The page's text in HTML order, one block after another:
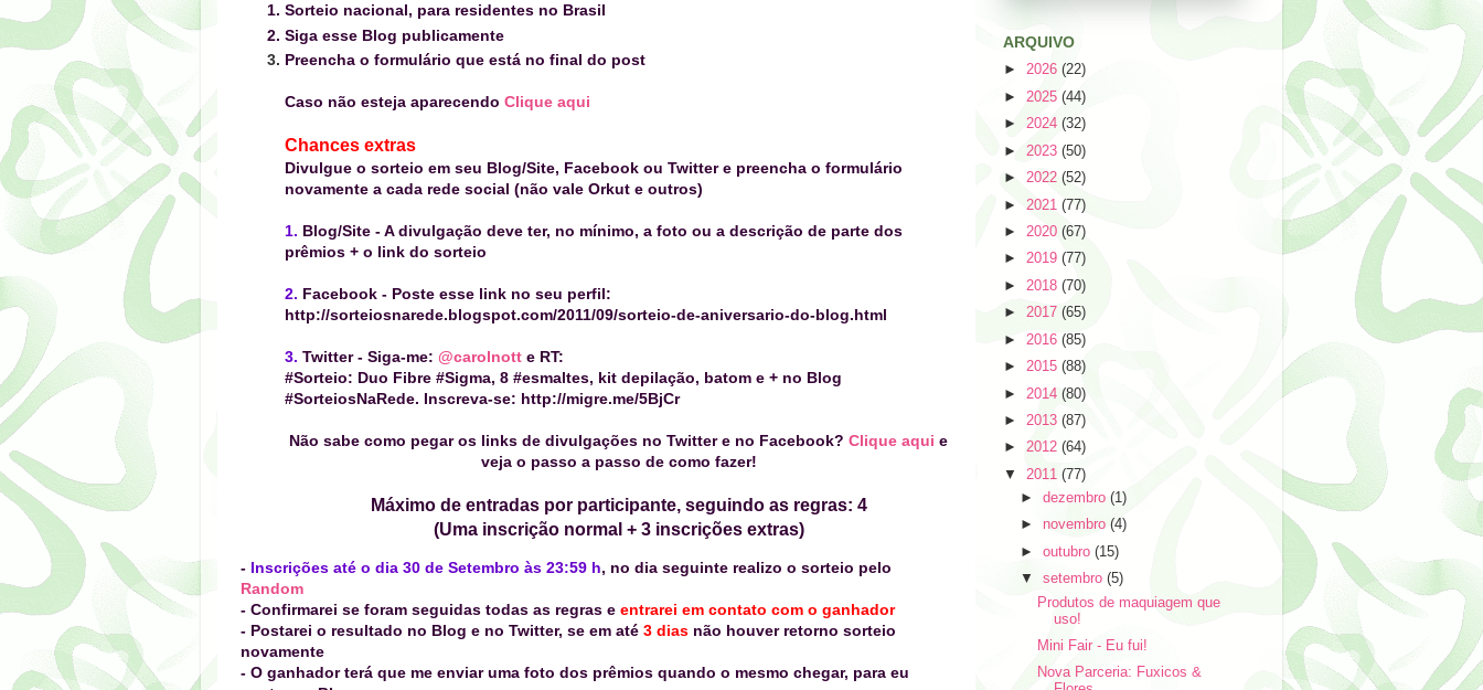
Sorteio nacional, para residentes no Brasil
Siga esse Blog publicamente
Preencha o formulário que está no final do post
Caso não esteja aparecendo Clique aqui
Chances extras
Divulgue o sorteio em seu Blog/Site, Facebook ou Twitter e preencha o formulário
novamente a cada rede social (não vale Orkut e outros)
1. Blog/Site -A divulgação deve ter, no mínimo, a foto ou a descrição de parte dos
prêmios + o link do sorteio
2. Facebook - Poste esse link no seu perfil:
http://sorteiosnarede.blogspot.com/2011/09/sorteio-de-aniversario-do-blog.html
3. Twitter- Siga-me: @carolnott e RT:
#Sorteio: Duo Fibre #Sigma, 8 #esmaltes, kit depilação, batom e + no Blog
#SorteiosNaRede. Inscreva-se: http://migre.me/5BjCr
Não sabe como pegar os links de divulgações no Twitter e no Facebook? Clique aqui e
veja o passo a passo de como fazer!
Máximo de entradas por participante, seguindo as regras: 4
(Uma inscrição normal + 3 inscrições extras)
- Inscrições até o dia 30 de Setembro às 23:59 h, no dia seguinte realizo o sorteio pelo
Random
- Confirmarei se foram seguidas todas as regras e entrarei em contato com o ganhador
- Postarei o resultado no Blog e no Twitter, se em até 3 dias não houver retorno sorteio
novamente
- O ganhador terá que me enviar uma foto dos prêmios quando o mesmo chegar, para eu
ARQUIVO
► 2026 (22)
► 2025 (44)
► 2024 (32)
► 2023 (50)
► 2022 (52)
► 2021 (77)
► 2020 (67)
► 2019 (77)
► 2018 (70)
► 2017 (65)
► 2016 (85)
► 2015 (88)
► 2014 (80)
► 2013 (87)
► 2012 (64)
▼ 2011 (77)
►dezembro(1)
► novembro(4)
►outubro(15)
▼setembro(5)
Produtos de maquiagem que
uso!
Mini Fair - Eu fui!
Nova Parceria: Fuxicos &